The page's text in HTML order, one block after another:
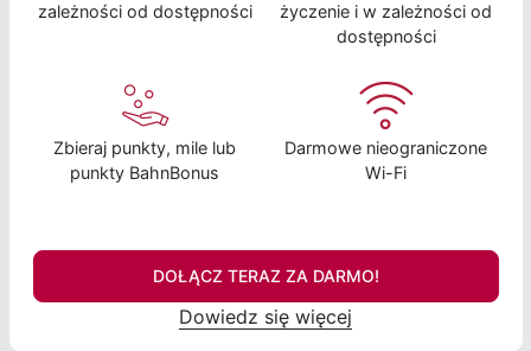
zależności od dostępności
życzenie i w zależności od
dostępności
Zbieraj punkty, mile lub
punkty BahnBonus
Darmowe nieograniczone
Wi-Fi
DOŁĄCZ TERAZ ZA DARMO!
Dowiedz się więcej